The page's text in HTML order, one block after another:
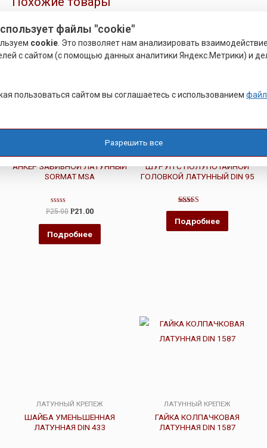
Распродажа!
АНКЕР ЗАБИВНОЙ ЛАТУННЫЙ
SORMAT MSA
Оценка
из
Р25.00 Р21.00
Подробнее
ШУРУП С ПОЛУПОТАЙНОЙ
ГОЛОВКОЙ ЛАТУННЫЙ DIN 95
Оценка
5.00
из 5
Подробнее
ЛАТУННЫЙ КРЕПЕЖ
ШАЙБА УМЕНЬШЕННАЯ
ЛАТУННАЯ DIN 433
ЛАТУННЫЙ КРЕПЕЖ
ГАЙКА КОЛПАЧКОВАЯ
ЛАТУННАЯ DIN 1587
файлы "cookie"
cookie . Это позволяет нам анализировать
с сайтом (с помощью данных аналитики Яндекс.Метрики) и
пользоваться сайтом вы соглашаетесь с использованием
Разрешить все